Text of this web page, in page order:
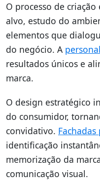
O processo de
alvo, estudo do
elementos que
do negócio. A
resultados únicos e
marca.
O design estratégico
do consumidor,
convidativo.
identificação
memorização da
comunicação visual.